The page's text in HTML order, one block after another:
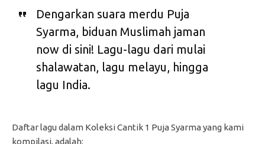
Dengarkan suara merdu Puja
Syarma, biduan Muslimah jaman
now di sini! Lagu-lagu dari mulai
shalawatan, lagu melayu, hingga
lagu India.
Daftar lagu dalam Koleksi Cantik 1 Puja Syarma yang kami
kompilasi, adalah: